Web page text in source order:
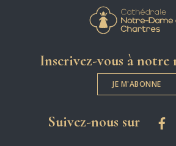
Inscrivez-vous à notre
JE M'ABONNE
Suivez-nous surles